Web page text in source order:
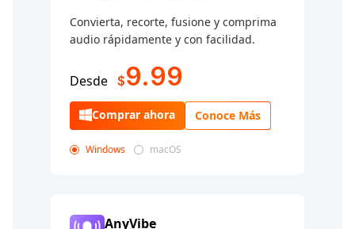
Convierta, recorte, fusione y comprima
audio rápidamente y con facilidad.
Desde $9.99
Comprar ahora Conoce Más
Windows macOS
AnyVibe